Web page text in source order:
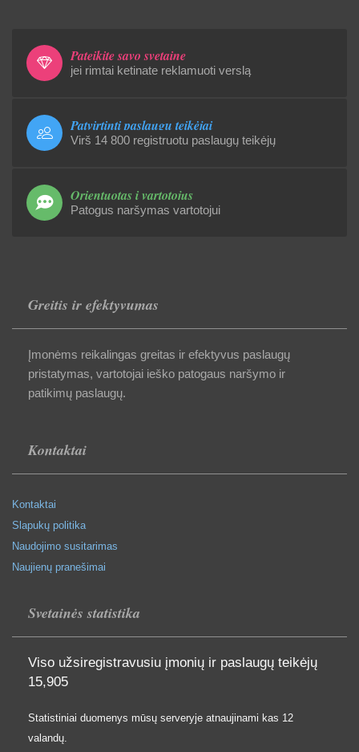
Pateikite savo svetainę
jei rimtai ketinate reklamuoti verslą
Patvirtinti paslaugų teikėjai
Virš 14 800 registruotu paslaugų teikėjų
Orientuotas į vartotojus
Patogus naršymas vartotojui
Greitis ir efektyvumas
Įmonėms reikalingas greitas ir efektyvus paslaugų
pristatymas, vartotojai ieško patogaus naršymo ir
patikimų paslaugų.
Kontaktai
Kontaktai
Slapukų politika
Naudojimo susitarimas
Naujienų pranešimai
Svetainės statistika
Viso užsiregistravusiu įmonių ir paslaugų teikėjų
15,905
Statistiniai duomenys mūsų serveryje atnaujinami kas 12
valandų.